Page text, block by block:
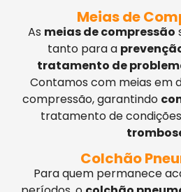
Meias de
As meias de compressão
tanto para a
tratamento de
Contamos com meias em
compressão, garantindo
tratamento de
Colchão
Para quem permanece